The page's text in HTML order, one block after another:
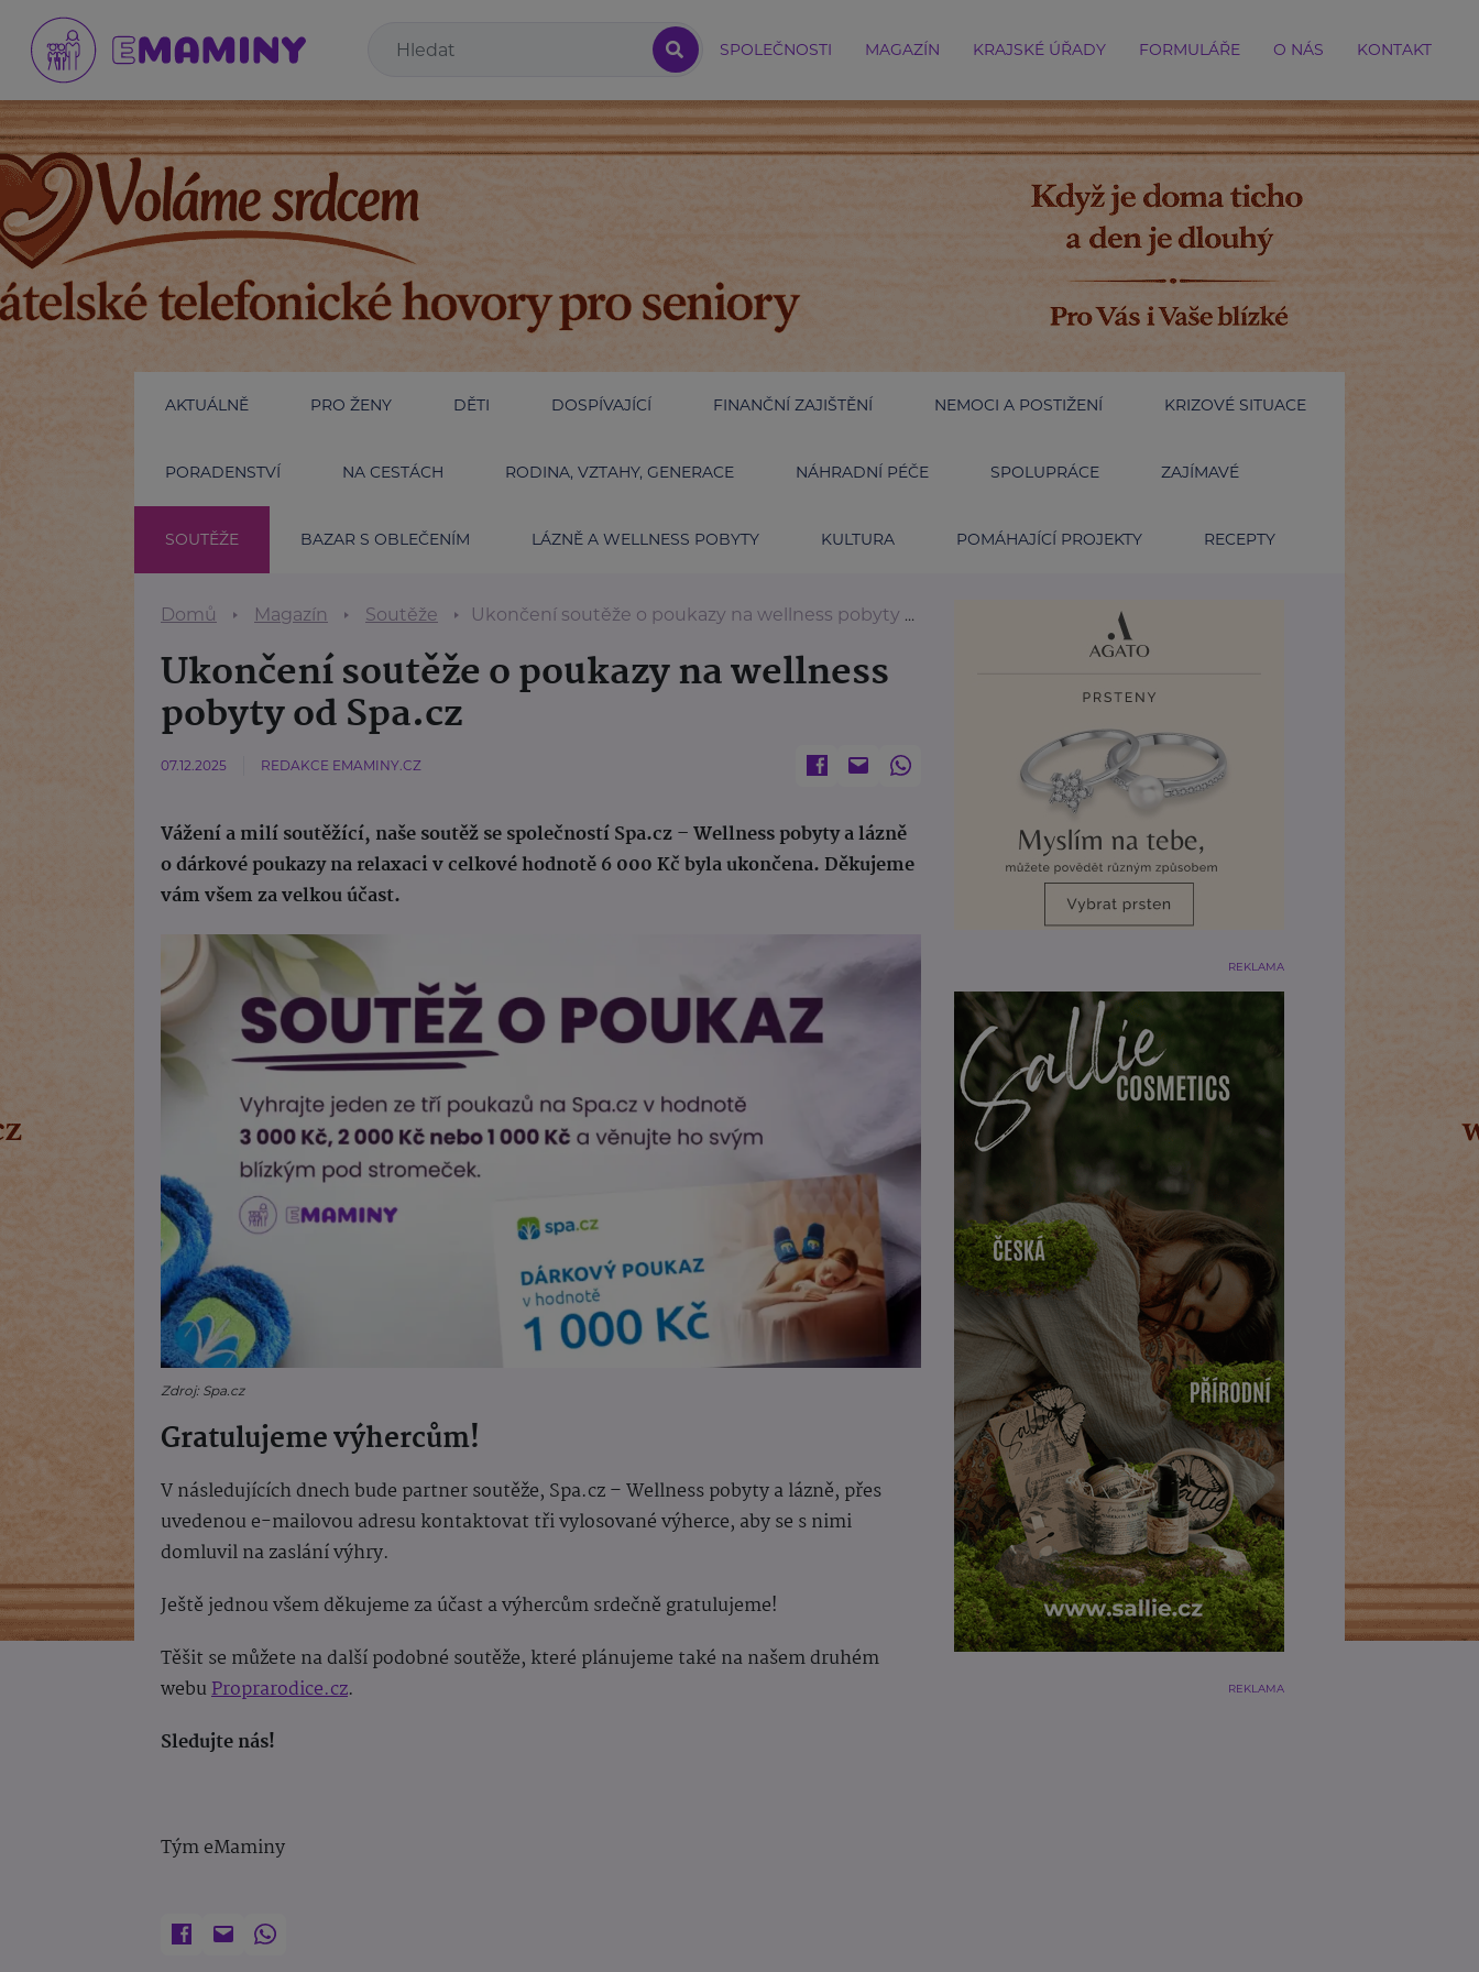
SPOLEČNOSTI MAGAZÍN KRAJSKÉ ÚŘADY FORMULÁŘE O NÁS KONTAKT
AKTUÁLNĚ PRO ŽENY DĚTI DOSPÍVAJÍCÍ FINANČNÍ ZAJIŠTĚNÍ NEMOCI A POSTIŽENÍ KRIZOVÉ SITUACE
PORADENSTVÍ NA CESTÁCH RODINA, VZTAHY, GENERACE NÁHRADNÍ PÉČE SPOLUPRÁCE ZAJÍMAVÉ
SOUTĚŽE BAZAR S OBLEČENÍM LÁZNĚ A WELLNESS POBYTY KULTURA POMÁHAJÍCÍ PROJEKTY RECEPTY
Domů Magazín Soutěže Ukončení soutěže o poukazy na wellness pobyty od Spa.cz
Ukončení soutěže o poukazy na wellness
pobyty od Spa.cz
07.12.2025 REDAKCE EMAMINY.CZ
Vážení a milí soutěžící, naše soutěž se společností Spa.cz – Wellness pobyty a lázně
o dárkové poukazy na relaxaci v celkové hodnotě 6 000 Kč byla ukončena. Děkujeme
vám všem za velkou účast.
Zdroj: Spa.cz
Gratulujeme výhercům!
V následujících dnech bude partner soutěže, Spa.cz – Wellness pobyty a lázně, přes
uvedenou e-mailovou adresu kontaktovat tři vylosované výherce, aby se s nimi
domluvil na zaslání výhry.
Ještě jednou všem děkujeme za účast a výhercům srdečně gratulujeme!
Těšit se můžete na další podobné soutěže, které plánujeme také na našem druhém
webuProprarodice.cz.
Sledujte nás!
Tým eMaminy
REKLAMA
REKLAMA